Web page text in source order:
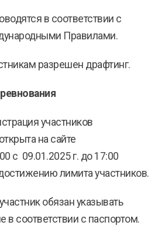
в соответствии с
Правилами.
разрешен драфтинг.
участников
на сайте
с 09.01.2025 г. до 17:00
лимита участников.
обязан указывать
в соответствии с паспортом.